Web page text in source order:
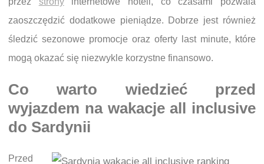
zaoszczędzić dodatkowe pieniądze. Dobrze jest również
śledzić sezonowe promocje oraz oferty last minute, które
mogą okazać się niezwykle korzystne finansowo.
Co warto wiedzieć przed
wyjazdem na wakacje all inclusive
do Sardynii
Przed